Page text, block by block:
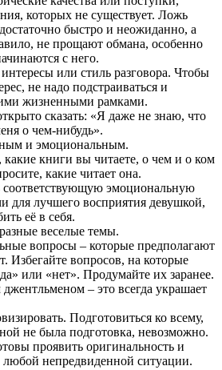
которых не существует. Ложь
быстро и неожиданно, а
не прощают обмана, особенно
с него.
или стиль разговора. Чтобы
не надо подстраиваться и
жизненными рамками.
сказать: «Я даже не знаю, что
о чем-нибудь».
и эмоциональным.
какие книги вы читаете, о чем и о ком
какие читает она.
эмоциональную
для лучшего восприятия девушкой,
её в себя.
веселые темы.
вопросы – которые предполагают
Избегайте вопросов, на которые
или «нет». Продумайте их заранее.
– это всегда украшает
Подготовиться ко всему,
не была подготовка, невозможно.
проявить оригинальность и
любой непредвиденной ситуации.